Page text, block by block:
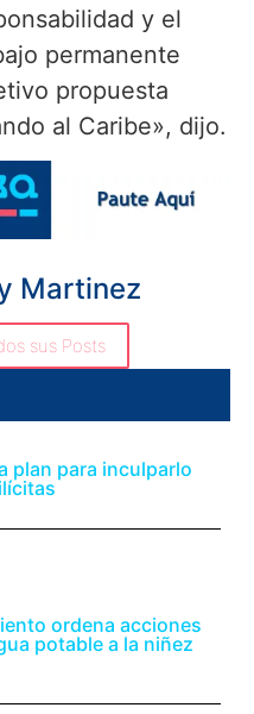
y el
permanente
propuesta
al Caribe», dijo.
Martinez
sus Posts
plan para inculparlo
ordena acciones
potable a la niñez